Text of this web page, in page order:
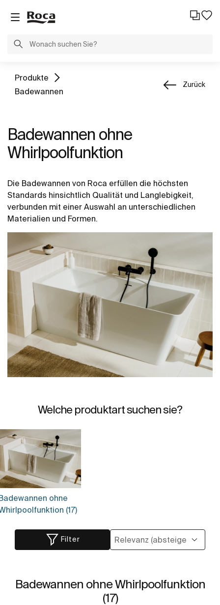
Produkte
Badewannen
Zurück
Badewannen ohne
Whirlpoolfunktion
Die Badewannen von Roca erfüllen die höchsten
Standards hinsichtlich Qualität und Langlebigkeit,
verbunden mit einer Auswahl an unterschiedlichen
Materialien und Formen.
Welche produktart suchen sie?
ohne
(17)
Filter
Badewannen ohne Whirlpoolfunktion
(17)